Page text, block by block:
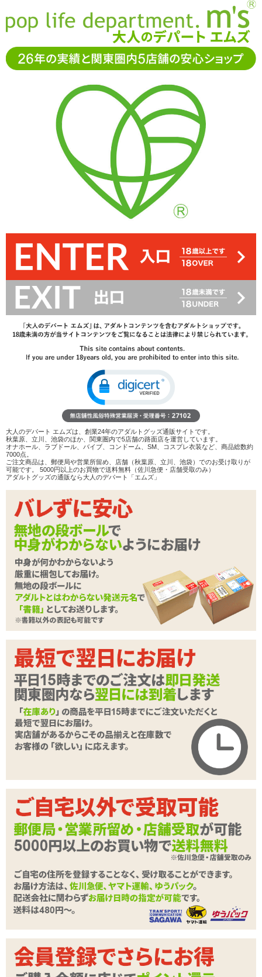
11-15時まで受付（土日
祝休）
ANEROS(アネロス)
ANEROS MGX SYN TRIDENT アネロス エ
ムジーエックスシン トライデント
ANEROS MGX SYN TRIDENT アネロス エムジ
ーエックスシン トライデント
レビューを見る（1）
「ANEROS アネロス エムジーエックスシン トライデント」初心者
向けのエムジーエックスがシリコンコーティングを施し、更に滑ら
かに挿入ができるようになりました
18%OFF
14,740円(税込)→12,100円(税込)
在庫状況：即納
商品説明
ココがポイント
初心者向けのアネロス エムジーエックスがリニューアル
シリコンコーティングにより、更に滑らかな挿入感にな
っています
✓ アバットメント以外にフォルムの変更はなく、しっかり
と直腸内を開発します
※メーカー意向により、本商品は「ランク割引対象外」「お一人様
一点限り」での販売とさせて頂いております。何卒ご了承ください
ますようお願い申し上げます。
<メーカーコメント>
初心者も大満足!
ドライオーガズムに導くための初めてのアイテム
2004年に日本に上陸し、アネロスブランドで初めて公開されたモデ
ルのMGX。発売当初から「ドライオーガズムへの近道」として知ら
れ、多くのユーザーをドライへ導いた、今なお根強い人気を誇るシ
リーズです。
今回紹介する「MGXシントライデント」最大の見どころは、従来の
MGXモデルのパーフェクトなバランスはそのままに、贅沢なベルベ
ットタッチシリコンがコーティングされて肌触りが格段にアップし
トライデントのWベースとシンシリーズのシリコンコーティング技
術を融合させることにより、最も進化したMGXとなりました。ドラ
イオーガズムに興味のある男性に向けて、本作は前立腺への刺激が
強すぎないよう適度なバランスを与えることに特化。直腸内で動き
やすいようにデザインされており、自由自在な刺激のコントロール
を実現。凹凸が少なく、全体的にバランスのよい仕様になってお
り、その優しい配慮は初心者にとっても安心して使える製品に仕上
がっています。
頭部横幅: 20mm
柄の部分横幅: 25mm
アバットメントの中心から柄の中心の距離: 42mm
続きを読む
大人のデパート エムズは、創業24年のアダルトグッズ通販サイトです。
秋葉原、立川、池袋のほか、関東圏内で5店舗の路面店を運営しています。
オナホール、ラブドール、バイブ、コンドーム、SM、コスプレ衣装など、商品総数約
7000点。
ご注文商品は、郵便局や営業所留め、店舗（秋葉原、立川、池袋）でのお受け取りが
可能です。 5000円以上のお買物で送料無料（佐川急便・店舗受取のみ）
アダルトグッズの通販なら大人のデパート「エムズ」